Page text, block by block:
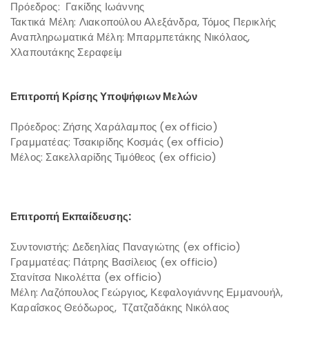
Πρόεδρος: Γακίδης Ιωάννης
Τακτικά Μέλη: Λιακοπούλου Αλεξάνδρα, Τόμος Περικλής
Αναπληρωματικά Μέλη: Μπαρμπετάκης Νικόλαος,
Χλαπουτάκης Σεραφείμ
Επιτροπή Κρίσης Υποψήφιων Μελών
Πρόεδρος: Ζήσης Χαράλαμπος (ex officio)
Γραμματέας: Τσακιρίδης Κοσμάς (ex officio)
Μέλος: Σακελλαρίδης Τιμόθεος (ex officio)
Επιτροπή Εκπαίδευσης:
Συντονιστής: Δεδεηλίας Παναγιώτης (ex officio)
Γραμματέας: Πάτρης Βασίλειος (ex officio)
Στανίτσα Νικολέττα (ex officio)
Μέλη: Λαζόπουλος Γεώργιος, Κεφαλογιάννης Εμμανουήλ,
Καραΐσκος Θεόδωρος, Τζατζαδάκης Νικόλαος